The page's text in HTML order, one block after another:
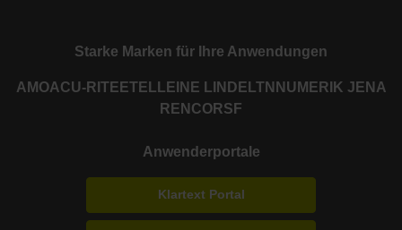
Starke Marken für Ihre Anwendungen
AMOACU-RITE ETEL LEINE LINDE LTN NUMERIK JENA
RENCORSF
Anwenderportale
Klartext Portal